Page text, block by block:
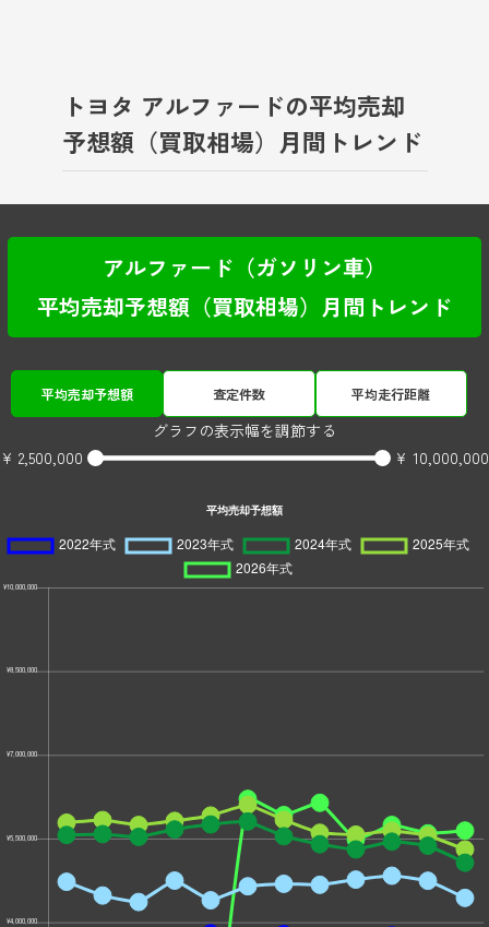
トヨタ アルファードの平均売却
予想額（買取相場）月間トレンド
アルファード（ガソリン車）
平均売却予想額（買取相場）月間トレンド
平均売却予想額 査定件数 平均走行距離
グラフの表示幅を調節する
¥ 2,500,000
¥ 10,000,000